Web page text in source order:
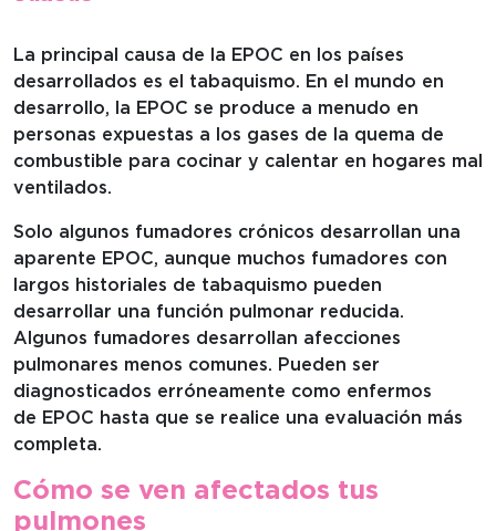
La principal causa de la EPOC en los países
desarrollados es el tabaquismo. En el mundo en
desarrollo, la EPOC se produce a menudo en
personas expuestas a los gases de la quema de
combustible para cocinar y calentar en hogares mal
ventilados.
Solo algunos fumadores crónicos desarrollan una
aparente EPOC, aunque muchos fumadores con
largos historiales de tabaquismo pueden
desarrollar una función pulmonar reducida.
Algunos fumadores desarrollan afecciones
pulmonares menos comunes. Pueden ser
diagnosticados erróneamente como enfermos
de EPOC hasta que se realice una evaluación más
completa.
Cómo se ven afectados tus
pulmones